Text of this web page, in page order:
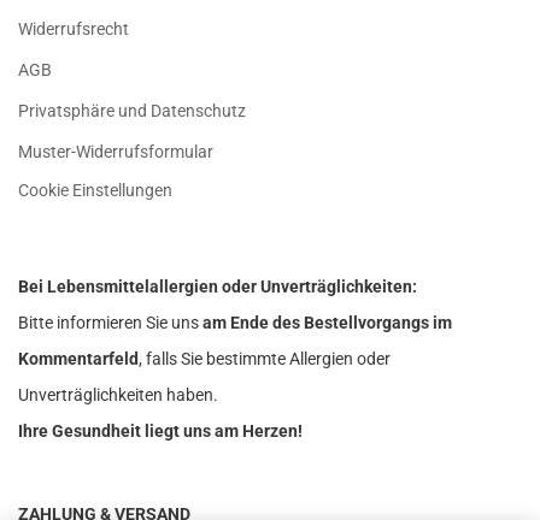
Widerrufsrecht
AGB
Privatsphäre und Datenschutz
Muster-Widerrufsformular
Cookie Einstellungen
Bei Lebensmittelallergien oder Unverträglichkeiten:
Bitte informieren Sie unsam Ende des Bestellvorgangs im
Kommentarfeld, falls Sie bestimmte Allergien oder
Unverträglichkeiten haben.
Ihre Gesundheit liegt uns am Herzen!
ZAHLUNG & VERSAND